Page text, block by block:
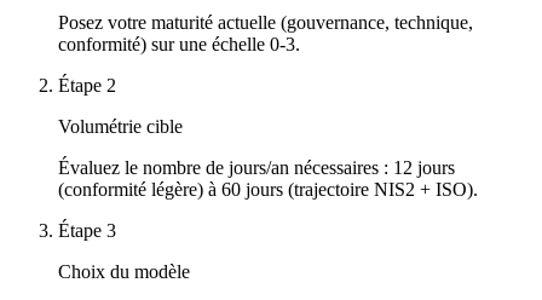
Posez votre maturité actuelle (gouvernance, technique,
conformité) sur une échelle 0-3.
Étape 2
Volumétrie cible
Évaluez le nombre de jours/an nécessaires : 12 jours
(conformité légère) à 60 jours (trajectoire NIS2 + ISO).
Étape 3
Choix du modèle